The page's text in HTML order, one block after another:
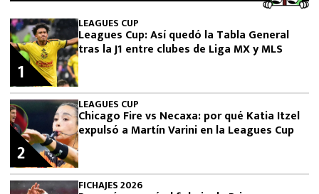
LEAGUES CUP
Leagues Cup: Así quedó la Tabla General
tras la J1 entre clubes de Liga MX y MLS
1
LEAGUES CUP
Chicago Fire vs Necaxa: por qué Katia Itzel
expulsó a Martín Varini en la Leagues Cup
2
FICHAJES 2026